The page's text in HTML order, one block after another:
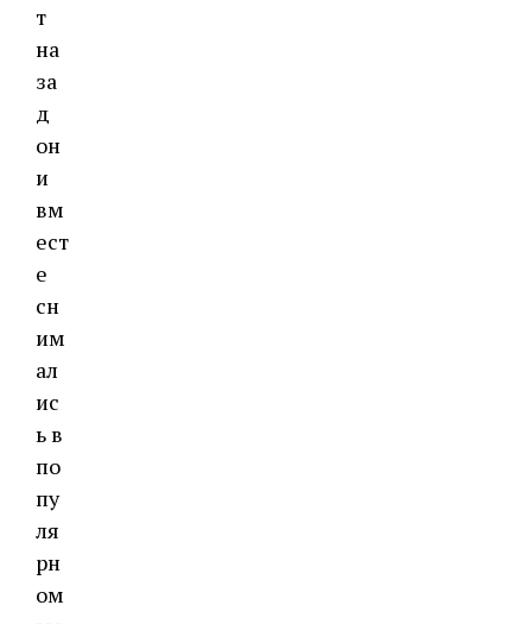
т
на
за
д
он
и
вм
ест
е
сн
им
ал
ис
ь в
по
пу
ля
рн
ом